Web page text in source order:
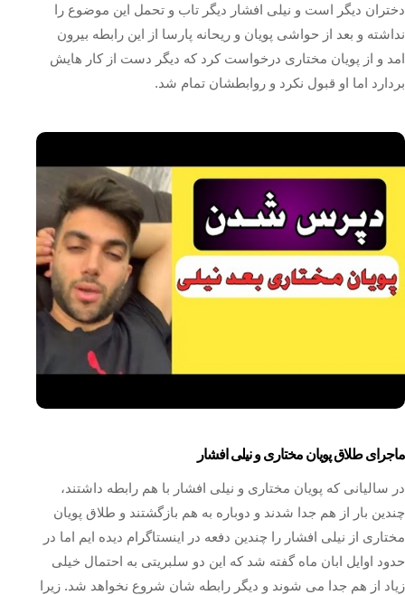
دختران دیگر است و نیلی افشار دیگر تاب و تحمل این موضوع را
نداشته و بعد از حواشی پویان و ریحانه پارسا از این رابطه بیرون
امد و از پویان مختاری درخواست کرد که دیگر دست از کار هایش
بردارد اما او قبول نکرد و روابطشان تمام شد.
ماجرای طلاق پویان مختاری و نیلی افشار
در سالیانی که پویان مختاری و نیلی افشار با هم رابطه داشتند،
چندین بار از هم جدا شدند و دوباره به هم بازگشتند و طلاق پویان
مختاری از نیلی افشار را چندین دفعه در اینستاگرام دیده ایم اما در
حدود اوایل ابان ماه گفته شد که این دو سلبریتی به احتمال خیلی
زیاد از هم جدا می شوند و دیگر رابطه شان شروع نخواهد شد. زیرا